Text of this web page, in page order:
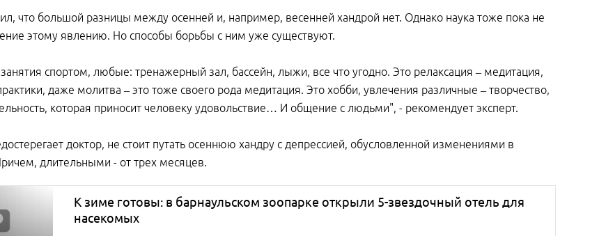
что большой разницы между осенней и, например, весенней хандрой нет. Однако наука тоже пока не
этому явлению. Но способы борьбы с ним уже существуют.
спортом, любые: тренажерный зал, бассейн, лыжи, все что угодно. Это релаксация – медитация,
даже молитва – это тоже своего рода медитация. Это хобби, увлечения различные – творчество,
которая приносит человеку удовольствие… И общение с людьми", - рекомендует эксперт.
доктор, не стоит путать осеннюю хандру с депрессией, обусловленной изменениями в
длительными - от трех месяцев.
К зиме готовы: в барнаульском зоопарке открыли 5-звездочный отель для
насекомых